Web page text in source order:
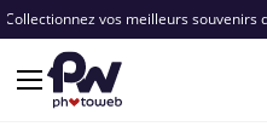
Collectionnez vos meilleurs souvenirs